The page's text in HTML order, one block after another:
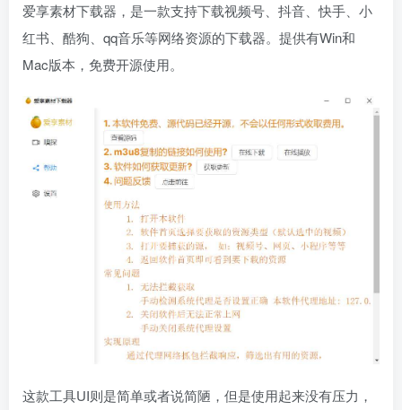
爱享素材下载器，是一款支持下载视频号、抖音、快手、小
红书、酷狗、qq音乐等网络资源的下载器。提供有Win和
Mac版本，免费开源使用。
这款工具UI则是简单或者说简陋，但是使用起来没有压力，